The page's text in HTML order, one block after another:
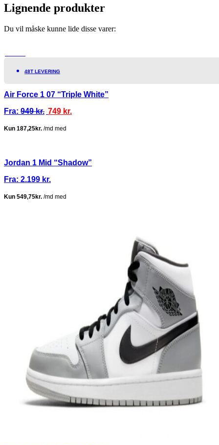
Lignende produkter
Du vil måske kunne lide disse varer:
48T LEVERING
Air Force 1 07 “Triple White”
Fra: 949kr. 749 kr.
Jordan 1 Mid “Shadow”
Fra: 2.199 kr.